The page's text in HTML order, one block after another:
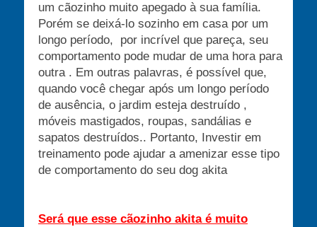
um cãozinho muito apegado à sua família.
Porém se deixá-lo sozinho em casa por um
longo período, por incrível que pareça, seu
comportamento pode mudar de uma hora para
outra . Em outras palavras, é possível que,
quando você chegar após um longo período
de ausência, o jardim esteja destruído ,
móveis mastigados, roupas, sandálias e
sapatos destruídos.. Portanto, Investir em
treinamento pode ajudar a amenizar esse tipo
de comportamento do seu dog akita
Será que esse cãozinho akita é muito